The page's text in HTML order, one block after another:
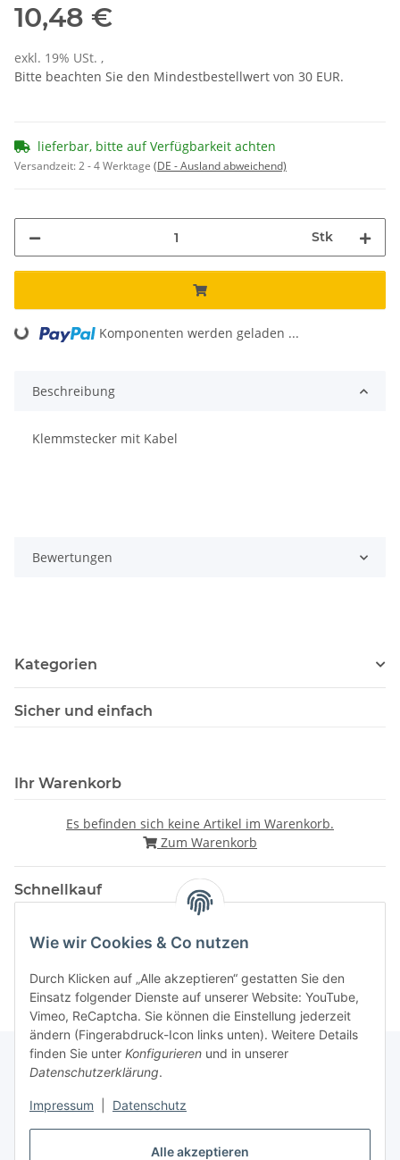
Alle akzeptieren
Wie wir Cookies & Co nutzen
Durch Klicken auf „Alle akzeptieren“ gestatten Sie den
Einsatz folgender Dienste auf unserer Website: YouTube,
Vimeo, ReCaptcha. Sie können die Einstellung jederzeit
ändern (Fingerabdruck-Icon links unten). Weitere Details
finden Sie unter Konfigurieren und in unserer
Datenschutzerklärung.
Impressum Datenschutz
10,48 €
exkl. 19% USt. ,
Bitte beachten Sie den Mindestbestellwert von 30 EUR.
lieferbar, bitte auf Verfügbarkeit achten
Versandzeit:2 - 4 Werktage (DE - Ausland abweichend)
Stk
Loading... Komponenten werden geladen ...
Beschreibung
Klemmstecker mit Kabel
Bewertungen
Kategorien
Sicher und einfach
Ihr Warenkorb
Es befinden sich keine Artikel im Warenkorb.
Zum Warenkorb
Schnellkauf
Gesetzliche Informationen